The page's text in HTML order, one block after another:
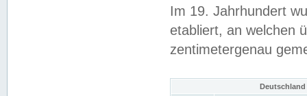
Im 19. Jahrhundert
etabliert, an welchen
zentimetergenau